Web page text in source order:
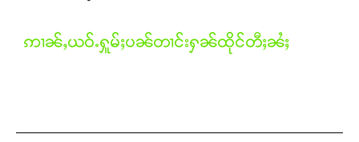
ဢၢၼ်ႇယဝ်ႉႁူမ်ႈပၼ်တၢင်းႁၼ်ထိုင်တီႈၼႆႈ